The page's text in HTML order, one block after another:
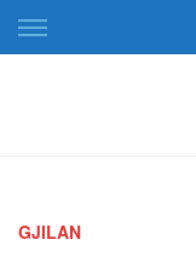
Skip
to
GJILAN